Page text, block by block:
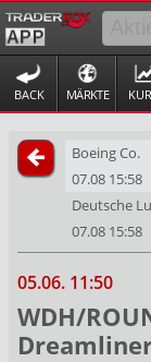
BACK MÄRKTE
Boeing Co.
07.08 15:58
Deutsche
07.08 15:58
05.06. 11:50
WDH/